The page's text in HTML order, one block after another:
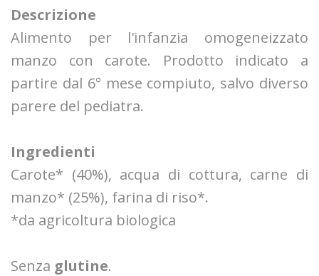
Descrizione
Alimento per l'infanzia omogeneizzato
manzo con carote. Prodotto indicato a
partire dal 6° mese compiuto, salvo diverso
parere del pediatra.
Ingredienti
Carote* (40%), acqua di cottura, carne di
manzo* (25%), farina di riso*.
*da agricoltura biologica
Senza glutine.